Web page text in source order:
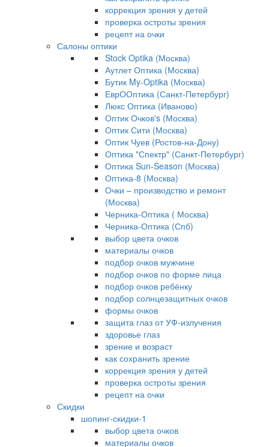
коррекция зрения у детей
проверка остроты зрения
рецепт на очки
Салоны оптики
Stock Optika (Москва)
Аутлет Оптика (Москва)
Бутик My-Optika (Москва)
ЕврООптика (Санкт-Петербург)
Люкс Оптика (Иваново)
Оптик Очков's (Москва)
Оптик Сити (Москва)
Оптик Чуев (Ростов-на-Дону)
Оптика "Спектр" (Санкт-Петербург)
Оптика Sun-Season (Москва)
Оптика-8 (Москва)
Очки – производство и ремонт
(Москва)
Черника-Оптика ( Москва)
Черника-Оптика (Спб)
выбор цвета очков
материалы очков
подбор очков мужчине
подбор очков по форме лица
подбор очков ребёнку
подбор солнцезащитных очков
формы очков
защита глаз от УФ-излучения
здоровье глаз
зрение и возраст
как сохранить зрение
коррекция зрения у детей
проверка остроты зрения
рецепт на очки
Скидки
шопинг-скидки-1
выбор цвета очков
материалы очков